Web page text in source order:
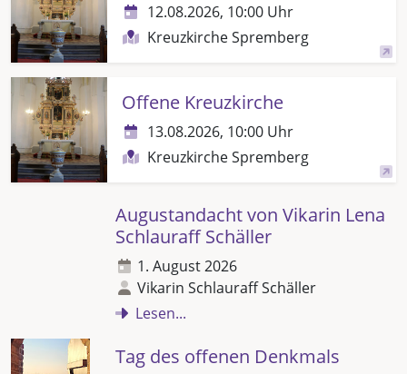
12.08.2026, 10:00 Uhr
Kreuzkirche Spremberg
Offene Kreuzkirche
13.08.2026, 10:00 Uhr
Kreuzkirche Spremberg
Augustandacht von Vikarin Lena
Schlauraff Schäller
1. August 2026
Vikarin Schlauraff Schäller
Lesen...
Tag des offenen Denkmals